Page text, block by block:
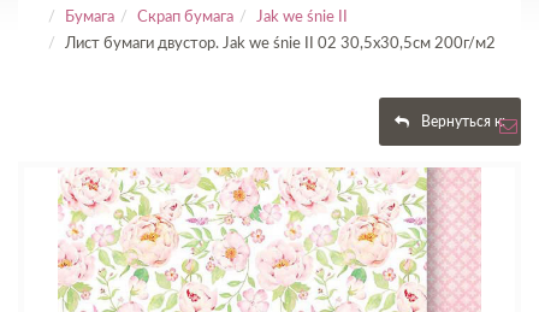
Бумага
Скрап бумага
Jak we śnie II
Лист бумаги двустор. Jak we śnie II 02 30,5х30,5см 200г/м2
Вернуться к: